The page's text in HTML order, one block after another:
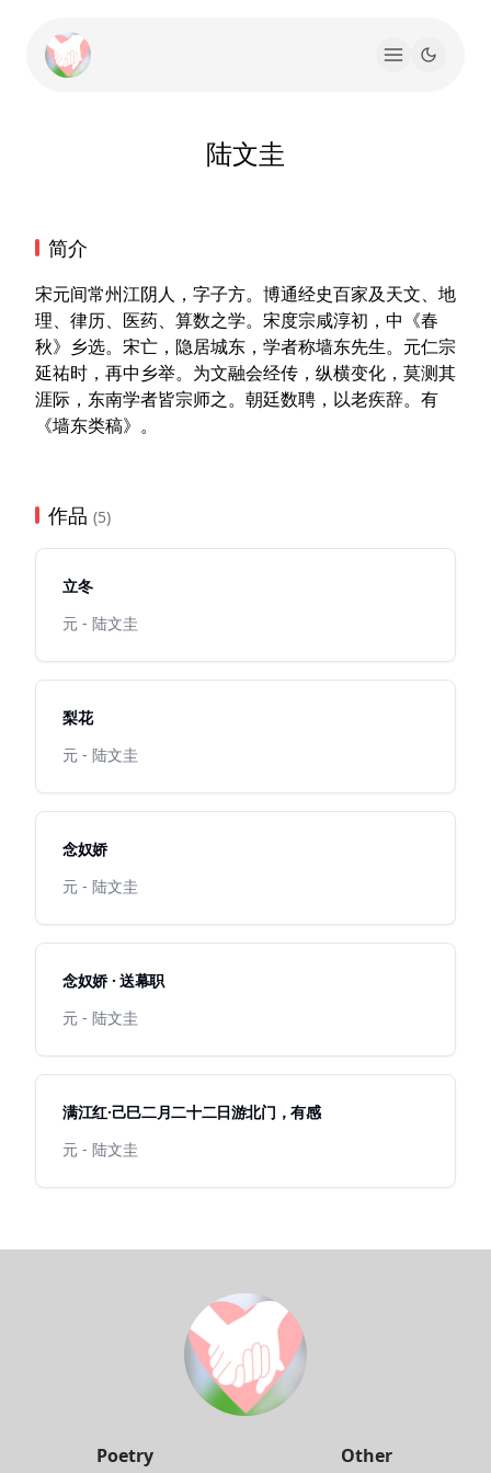
陆文圭
简介
宋元间常州江阴人，字子方。博通经史百家及天文、地
理、律历、医药、算数之学。宋度宗咸淳初，中《春
秋》乡选。宋亡，隐居城东，学者称墙东先生。元仁宗
延祐时，再中乡举。为文融会经传，纵横变化，莫测其
涯际，东南学者皆宗师之。朝廷数聘，以老疾辞。有
《墙东类稿》。
作品 (5)
立冬
元 - 陆文圭
梨花
元 - 陆文圭
念奴娇
元 - 陆文圭
念奴娇 · 送幕职
元 - 陆文圭
满江红·己巳二月二十二日游北门，有感
元 - 陆文圭
Poetry Other